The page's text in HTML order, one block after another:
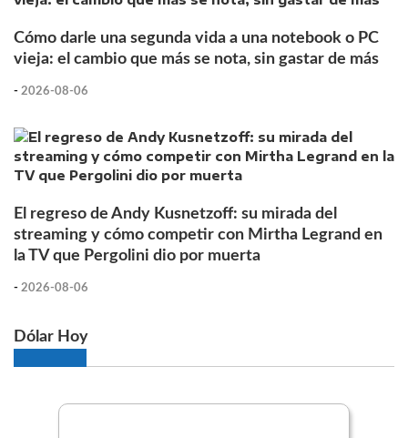
Cómo darle una segunda vida a una notebook o PC
vieja: el cambio que más se nota, sin gastar de más
- 2026-08-06
El regreso de Andy Kusnetzoff: su mirada del
streaming y cómo competir con Mirtha Legrand en
la TV que Pergolini dio por muerta
- 2026-08-06
Dólar Hoy